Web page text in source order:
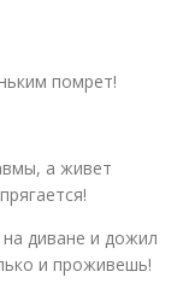
помрет!
а живет
диване и дожил
и проживешь!